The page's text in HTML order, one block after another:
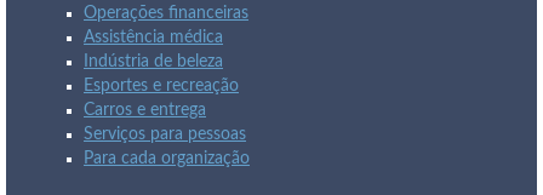
Operações financeiras
Assistência médica
Indústria de beleza
Esportes e recreação
Carros e entrega
Serviços para pessoas
Para cada organização